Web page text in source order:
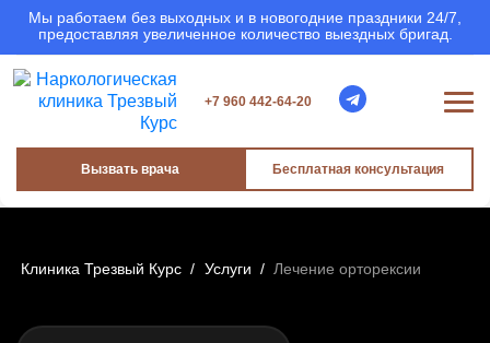
Мы работаем без выходных и в новогодние праздники 24/7,
предоставляя увеличенное количество выездных бригад.
+7 960 442-64-20
Вызвать врача Бесплатная консультация
Клиника Трезвый Курс / Услуги / Лечение орторексии